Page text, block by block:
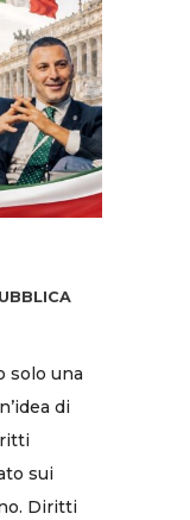
solo una
di
sui
Diritti